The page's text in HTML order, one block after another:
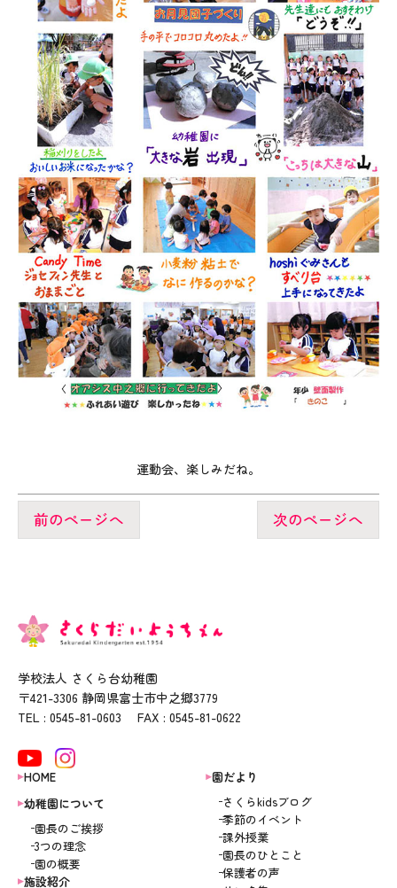
運動会、楽しみだね。
前のページへ 次のページへ
学校法人 さくら台幼稚園
〒421-3306 静岡県富士市中之郷3779
TEL : 0545-81-0603 FAX : 0545-81-0622
HOME
幼稚園について
園長のご挨拶
3つの理念
園の概要
施設紹介
園だより
さくらkidsブログ
季節のイベント
課外授業
園長のひとこと
保護者の声